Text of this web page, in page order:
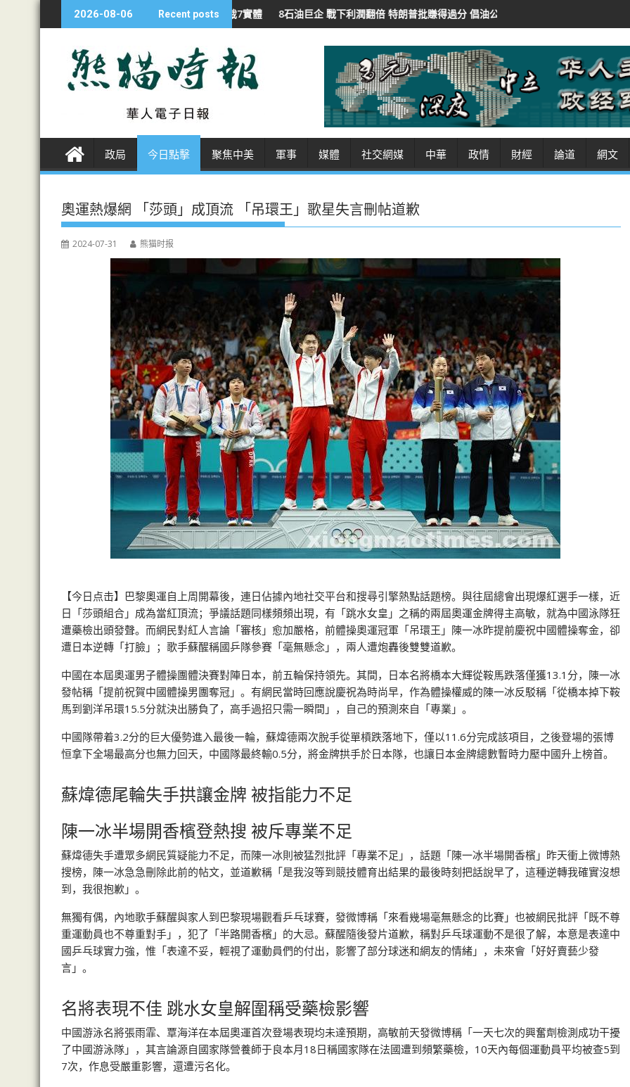
k
e
2026-08-06 Recent posts
打印設備國安調查 制裁7實體 8石油巨企 戰下利潤翻倍 特朗普批賺得過分 倡油公司還富於民 紐時：華府AI審查豁免開源模型 保對華競
政局 今日點擊 聚焦中美 軍事 媒體 社交網媒 中華 政情 財經 論道 網文
奧運熱爆網 「莎頭」成頂流 「吊環王」歌星失言刪帖道歉
2024-07-31 熊猫时报
【今日点击】巴黎奧運自上周開幕後，連日佔據內地社交平台和搜尋引擎熱點話題榜。與往屆總會出現爆紅選手一樣，近
日「莎頭組合」成為當紅頂流；爭議話題同樣頻頻出現，有「跳水女皇」之稱的兩屆奧運金牌得主高敏，就為中國泳隊狂
遭藥檢出頭發聲。而網民對紅人言論「審核」愈加嚴格，前體操奧運冠軍「吊環王」陳一冰昨提前慶祝中國體操奪金，卻
遭日本逆轉「打臉」；歌手蘇醒稱國乒隊參賽「毫無懸念」，兩人遭炮轟後雙雙道歉。
中國在本屆奧運男子體操團體決賽對陣日本，前五輪保持領先。其間，日本名將橋本大輝從鞍馬跌落僅獲13.1分，陳一冰
發帖稱「提前祝賀中國體操男團奪冠」。有網民當時回應說慶祝為時尚早，作為體操權威的陳一冰反駁稱「從橋本掉下鞍
馬到劉洋吊環15.5分就決出勝負了，高手過招只需一瞬間」，自己的預測來自「專業」。
中國隊帶着3.2分的巨大優勢進入最後一輪，蘇煒德兩次脫手從單槓跌落地下，僅以11.6分完成該項目，之後登場的張博
恒拿下全場最高分也無力回天，中國隊最終輸0.5分，將金牌拱手於日本隊，也讓日本金牌總數暫時力壓中國升上榜首。
蘇煒德尾輪失手拱讓金牌 被指能力不足
陳一冰半場開香檳登熱搜 被斥專業不足
蘇煒德失手遭眾多網民質疑能力不足，而陳一冰則被猛烈批評「專業不足」，話題「陳一冰半場開香檳」昨天衝上微博熱
搜榜，陳一冰急急刪除此前的帖文，並道歉稱「是我沒等到競技體育出結果的最後時刻把話說早了，這種逆轉我確實沒想
到，我很抱歉」。
無獨有偶，內地歌手蘇醒與家人到巴黎現場觀看乒乓球賽，發微博稱「來看幾場毫無懸念的比賽」也被網民批評「既不尊
重運動員也不尊重對手」，犯了「半路開香檳」的大忌。蘇醒隨後發片道歉，稱對乒乓球運動不是很了解，本意是表達中
國乒乓球實力強，惟「表達不妥，輕視了運動員們的付出，影響了部分球迷和網友的情緒」，未來會「好好賣藝少發
言」。
名將表現不佳 跳水女皇解圍稱受藥檢影響
中國游泳名將張雨霏、覃海洋在本屆奧運首次登場表現均未達預期，高敏前天發微博稱「一天七次的興奮劑檢測成功干擾
了中國游泳隊」，其言論源自國家隊營養師于良本月18日稱國家隊在法國遭到頻繁藥檢，10天內每個運動員平均被查5到
7次，作息受嚴重影響，還遭污名化。